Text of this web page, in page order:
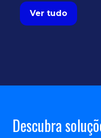
Ver tudo
Descubra